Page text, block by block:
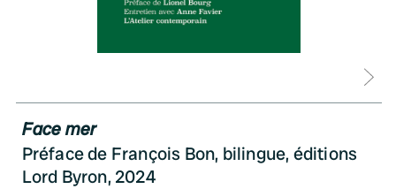
Face mer
Préface de François Bon, bilingue, éditions
Lord Byron, 2024